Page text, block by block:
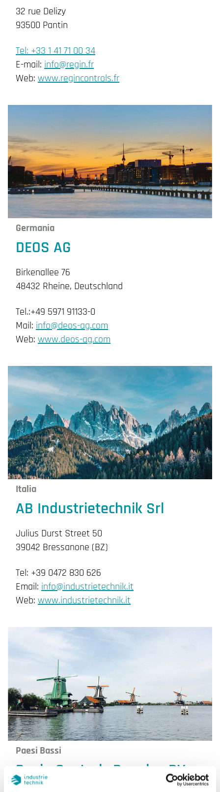
32 rue Delizy
93500 Pantin
Tel: +33 1 41 71 00 34
E-mail: info@regin.fr
Web: www.regincontrols.fr
Germania
DEOS AG
Birkenallee 76
48432 Rheine, Deutschland
Tel.:+49 5971 91133-0
Mail: info@deos-ag.com
Web: www.deos-ag.com
Italia
AB Industrietechnik Srl
Julius Durst Street 50
39042 Bressanone (BZ)
Tel: +39 0472 830 626
Email: info@industrietechnik.it
Web: www.industrietechnik.it
Paesi Bassi
Regin Controls Benelux BV